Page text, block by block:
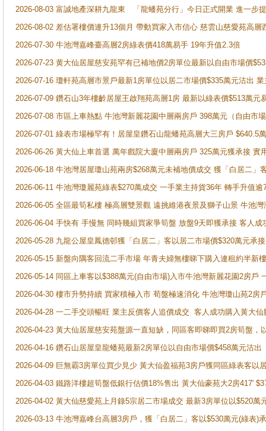
2026-08-03 富誠地產深耕九龍東 「龍蟠苑分行」今日正式開業 進一步
2026-08-02 差估署樓價連升13個月 帶動買家入市信心 慈雲山慈愛苑高層
2026-07-30 牛池灣嘉峰臺高層2房綠表價418萬易手 19年升值2.3倍
2026-07-23 黄大仙居屋慈安苑罕有已補地價2房單位最新以自由市場價
2026-07-16 瓊軒苑高層市景戶最新1房單位以居二市場價$335萬元沽出
2026-07-09 鑽石山3年樓齡居屋王啟翔苑高層1房 最新以綠表價$513萬元
2026-07-08 市區上車熱點 牛池灣新麗花園中層兩房戶 398萬元（自由市
2026-07-01 綠表市場極罕有！居屋皇鑽石山龍蟠苑高層大三房戶
2026-06-26 黃大仙上車首選 萬年戲院大廈中層兩房戶 325萬元獲承接 實
2026-06-18 牛池灣居屋瓊山苑兩房$268萬元未補地價成交 獲「白居二」
2026-06-11 牛池灣瓊麗苑綠表$270萬成交 一手業主持貨36年 轉手升值逾
2026-06-05 全區最筍私樓 極高層雙景觀 遠挑維港夜景及獅子山景 牛池
2026-06-04 手快有 手慢無 同時幾組買家爭筍盤 放盤9天即獲承接 客人
2026-05-28 九龍公屋皇鳳德邨獲「白居二」客以居二市場價$320萬元承接
2026-05-15 新盤向隅客回流二手市場 年青夫婦無樓睇下購入連租約半新
2026-05-14 同區上車客以$388萬元(自由市場)入市牛池灣新麗花園2房戶
2026-04-30 樓市升勢持續 買家積極入市 荀盤極速消化 牛池灣瓊山苑2房
2026-04-28 一二手交頭暢旺 業主反價客人追價成交 客人成功購入黃大
2026-04-23 黃大仙居屋慈安苑盤源一直短缺，同區客即睇即買2房筍盤，
2026-04-16 鑽石山居屋皇龍蟠苑最新2房單位以自由市場價$458萬元沽出
2026-04-09 巨無霸3房單位買少見少 黃大仙盈福苑3房戶獲同區綠表客以
2026-04-03 鐵路洋樓超筍盤低銀行估價18%售出 黃大仙豪苑大2房417'
2026-04-02 黃大仙慈愛苑上月錄5宗居二市場成交 最新3房單位以$520萬
2026-03-13 牛池灣嘉峰台高層3房戶，獲「白居二」客以$530萬元(綠表)